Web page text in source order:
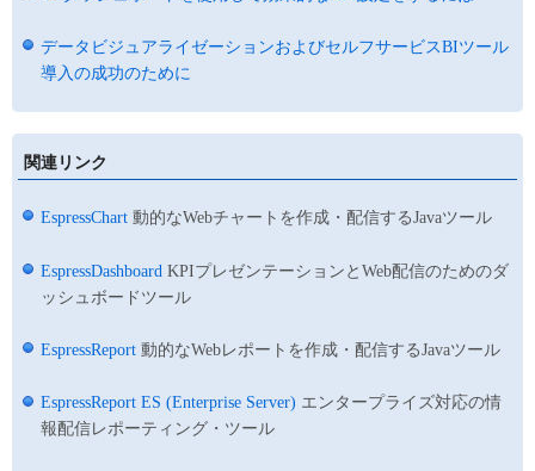
データビジュアライゼーションおよびセルフサービスBIツール
導入の成功のために
関連リンク
EspressChart 動的なWebチャートを作成・配信するJavaツール
EspressDashboard KPIプレゼンテーションとWeb配信のためのダ
ッシュボードツール
EspressReport 動的なWebレポートを作成・配信するJavaツール
EspressReport ES (Enterprise Server) エンタープライズ対応の情
報配信レポーティング・ツール